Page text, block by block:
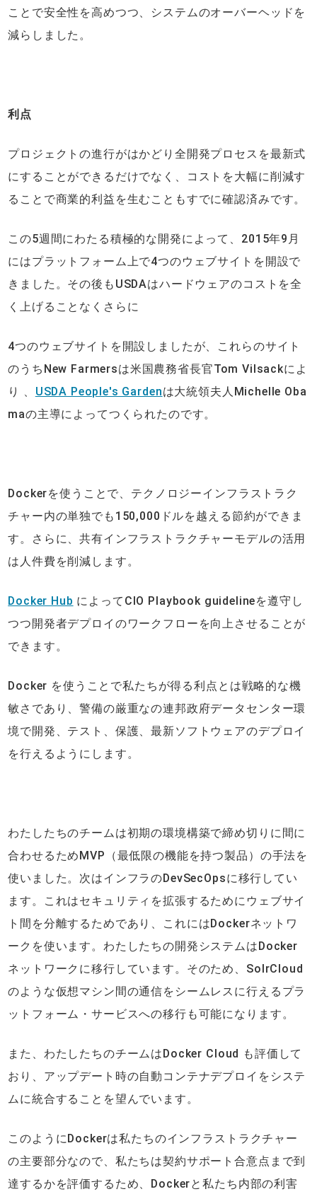
ことで安全性を高めつつ、システムのオーバーヘッドを
減らしました。
利点
プロジェクトの進行がはかどり全開発プロセスを最新式
にすることができるだけでなく、コストを大幅に削減す
ることで商業的利益を生むこともすでに確認済みです。
この5週間にわたる積極的な開発によって、2015年9月
にはプラットフォーム上で4つのウェブサイトを開設で
きました。その後もUSDAはハードウェアのコストを全
く上げることなくさらに
4つのウェブサイトを開設しましたが、これらのサイト
のうちNew Farmersは米国農務省長官Tom Vilsackによ
り 、 USDA People's Gardenは大統領夫人Michelle Oba
maの主導によってつくられたのです。
Dockerを使うことで、テクノロジーインフラストラク
チャー内の単独でも150,000ドルを越える節約ができま
す。さらに、共有インフラストラクチャーモデルの活用
は人件費を削減します。
Docker Hub によってCIO Playbook guidelineを遵守し
つつ開発者デプロイのワークフローを向上させることが
できます。
Docker を使うことで私たちが得る利点とは戦略的な機
敏さであり、警備の厳重なの連邦政府データセンター環
境で開発、テスト、保護、最新ソフトウェアのデプロイ
を行えるようにします。
わたしたちのチームは初期の環境構築で締め切りに間に
合わせるためMVP（最低限の機能を持つ製品）の手法を
使いました。次はインフラのDevSecOpsに移行してい
ます。これはセキュリティを拡張するためにウェブサイ
ト間を分離するためであり、これにはDockerネットワ
ークを使います。わたしたちの開発システムはDocker
ネットワークに移行しています。そのため、SolrCloud
のような仮想マシン間の通信をシームレスに行えるプラ
ットフォーム・サービスへの移行も可能になります。
また、わたしたちのチームはDocker Cloud も評価して
おり、アップデート時の自動コンテナデプロイをシステ
ムに統合することを望んでいます。
このようにDockerは私たちのインフラストラクチャー
の主要部分なので、私たちは契約サポート合意点まで到
達するかを評価するため、Dockerと私たち内部の利害